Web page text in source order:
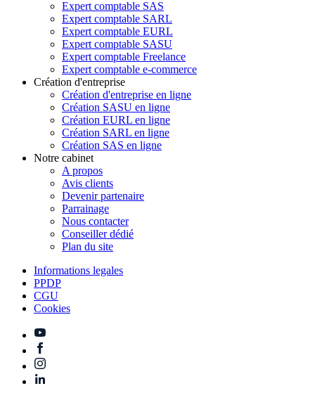
Expert comptable SAS
Expert comptable SARL
Expert comptable EURL
Expert comptable SASU
Expert comptable Freelance
Expert comptable e-commerce
Création d'entreprise
Création d'entreprise en ligne
Création SASU en ligne
Création EURL en ligne
Création SARL en ligne
Création SAS en ligne
Notre cabinet
A propos
Avis clients
Devenir partenaire
Parrainage
Nous contacter
Conseiller dédié
Plan du site
Informations legales
PPDP
CGU
Cookies